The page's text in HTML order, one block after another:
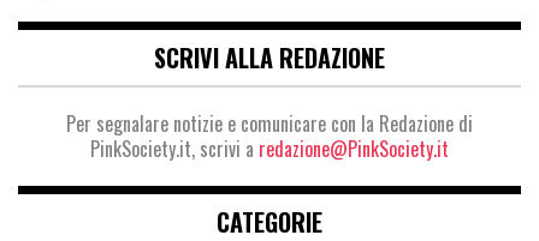
SCRIVI ALLA REDAZIONE
Per segnalare notizie e comunicare con la Redazione di
PinkSociety.it, scrivi a redazione@PinkSociety.it
CATEGORIE